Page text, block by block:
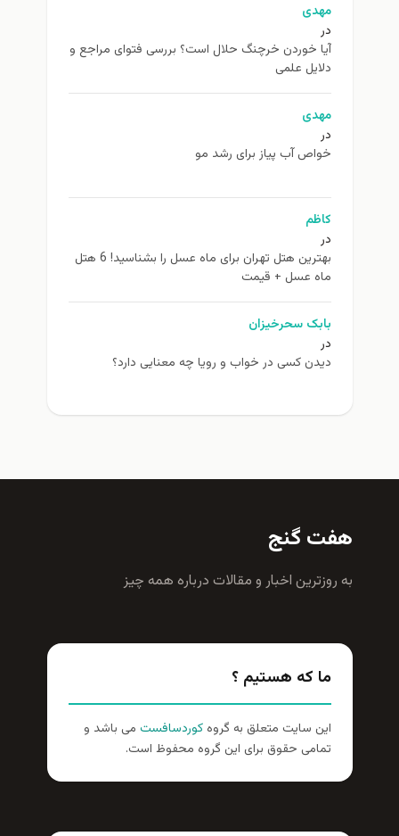
مهدی
در
آیا خوردن خرچنگ حلال است؟ بررسی فتوای مراجع و
دلایل علمی
مهدی
در
خواص آب پیاز برای رشد مو
کاظم
در
بهترین هتل تهران برای ماه عسل را بشناسید! 6 هتل
ماه عسل + قیمت
بابک سحرخیزان
در
دیدن کسی در خواب و رویا چه معنایی دارد؟
هفت گنج
به روزترين اخبار و مقالات درباره همه چيز
ما که هستیم ؟
این سایت متعلق به گروهکوردسافست می باشد و
تمامی حقوق برای این گروه محفوظ است.